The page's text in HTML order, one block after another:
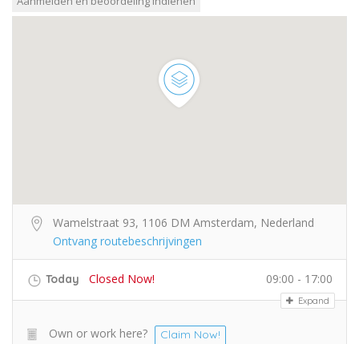
Wamelstraat 93, 1106 DM Amsterdam, Nederland
Ontvang routebeschrijvingen
Today Closed Now! 09:00 - 17:00
Expand
Own or work here? Claim Now!